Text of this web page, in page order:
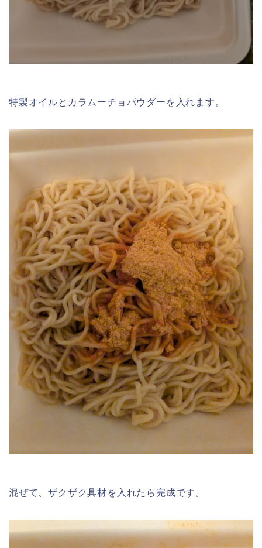
特製オイルとカラムーチョパウダーを入れます。
混ぜて、ザクザク具材を入れたら完成です。